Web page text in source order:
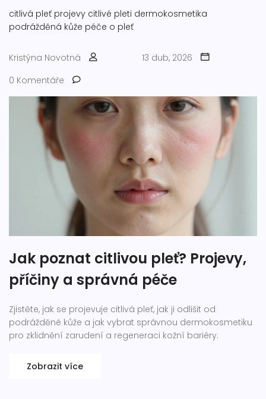
citlivá pleť projevy citlivé pleti dermokosmetika
podrážděná kůže péče o pleť
Kristýna Novotná
13 dub, 2026
0 Komentáře
Jak poznat citlivou pleť? Projevy,
příčiny a správná péče
Zjistěte, jak se projevuje citlivá pleť, jak ji odlišit od
podrážděné kůže a jak vybrat správnou dermokosmetiku
pro zklidnění zarudení a regeneraci kožní bariéry.
Zobrazit více